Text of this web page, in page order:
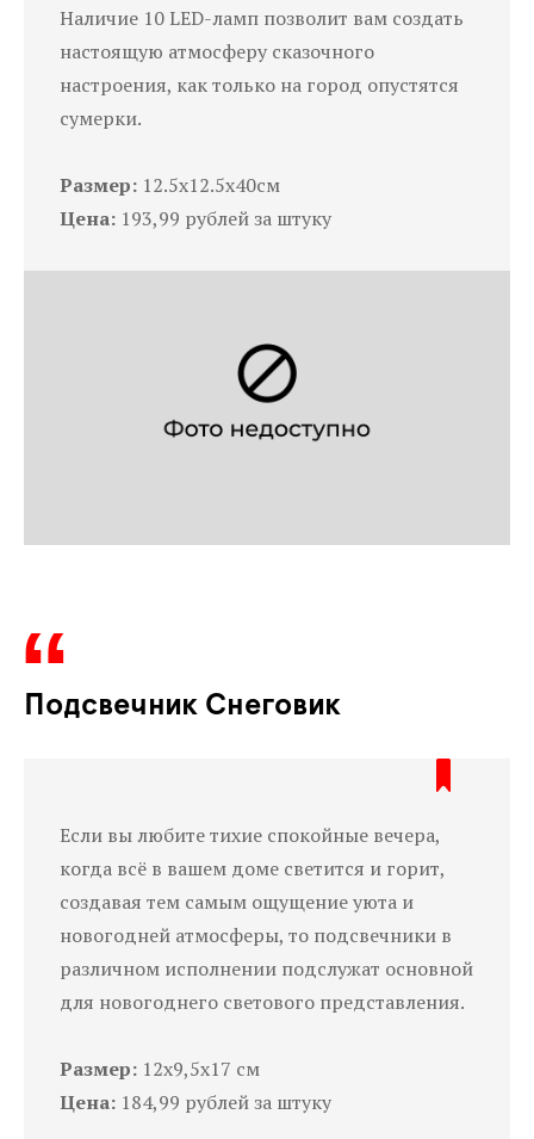
Наличие 10 LED-ламп позволит вам создать
настоящую атмосферу сказочного
настроения, как только на город опустятся
сумерки.
Размер: 12.5x12.5x40см
Цена: 193,99 рублей за штуку
Подсвечник Снеговик
Если вы любите тихие спокойные вечера,
когда всё в вашем доме светится и горит,
создавая тем самым ощущение уюта и
новогодней атмосферы, то подсвечники в
различном исполнении подслужат основной
для новогоднего светового представления.
Размер: 12х9,5х17 см
Цена: 184,99 рублей за штуку